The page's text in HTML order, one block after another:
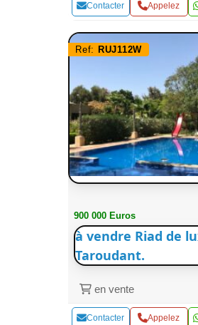
Contacter Appelez
Ref: RUJ112W
900 000 Euros
à vendre Riad de
Taroudant.
en vente
Contacter Appelez